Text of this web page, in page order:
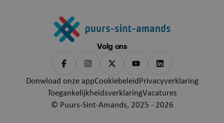
Volg ons
Donwload onze appCookiebeleid Privacyverklaring
ToegankelijkheidsverklaringVacatures
© Puurs-Sint-Amands, 2025 - 2026
ARRAffinity
Microsoft Corporation
.mijn.puurs-sint-
amands.be